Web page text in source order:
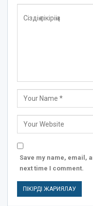
Save my name, email,
next time I comment.